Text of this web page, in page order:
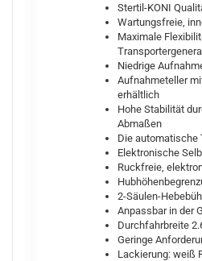
Stertil-KONI
Wartungsfreie,
Maximale
Niedrige
Aufnahmeteller
erhältlich
Hohe Stabilität
Abmaßen
Die automatische
Elektronische
Ruckfreie,
2-Säulen-
Anpassbar in der
Durchfahrbreite
Geringe
Lackierung: weiß